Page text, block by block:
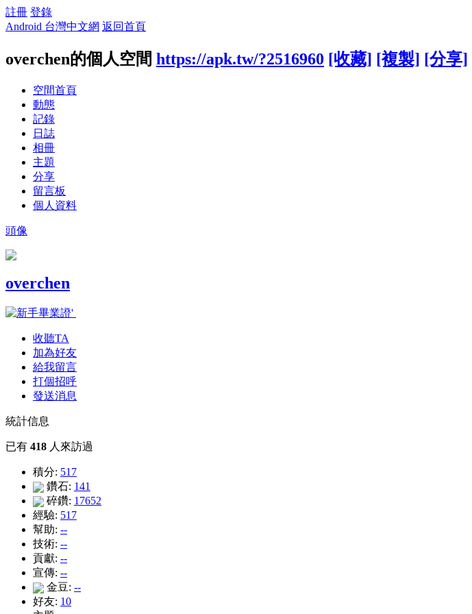
註冊 登錄
Android 台灣中文網 返回首頁
overchen的個人空間 https://apk.tw/?2516960 [收藏] [複製] [分享]
空間首頁
動態
記錄
日誌
相冊
主題
分享
留言板
個人資料
頭像
overchen
收聽TA
加為好友
給我留言
打個招呼
發送消息
統計信息
已有 418 人來訪過
積分: 517
鑽石: 141
碎鑽: 17652
經驗: 517
幫助: --
技術: --
貢獻: --
宣傳: --
金豆: --
好友: 10